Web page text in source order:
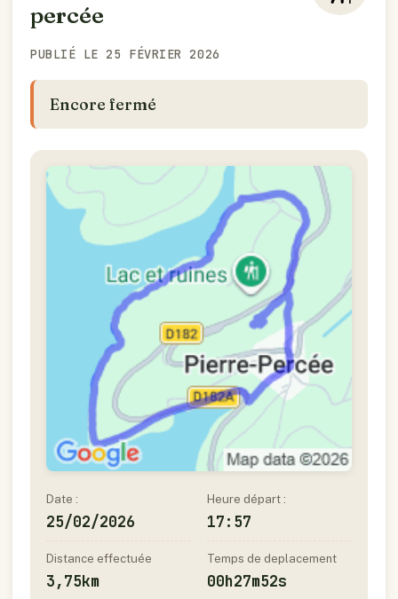
percée
PUBLIÉ LE 25 FÉVRIER 2026
Encore fermé
Date :
25/02/2026
Heure départ :
17:57
Distance effectuée
3,75km
Temps de deplacement
00h27m52s